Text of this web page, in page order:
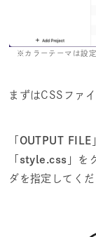
※カラーテーマは設
まずはCSSファ
OUTPUT FILE
style.css 」を
ダを指定してくだ